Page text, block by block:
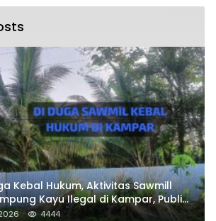
Kebal Hukum, Aktivitas Sawmill
Kayu Ilegal di Kampar, Publik
Komitmen Penegakan Hukum Polres
4444